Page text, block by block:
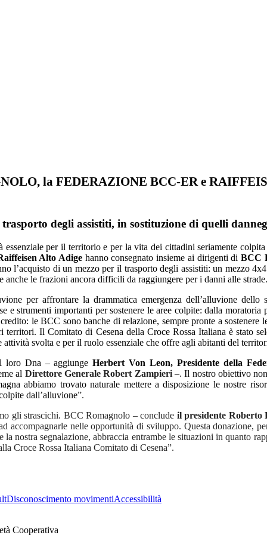
la FEDERAZIONE BCC-ER e
degli assistiti, in sostituzione di quelli
per il territorio e per la vita dei cittadini seriamente
Alto Adige hanno consegnato insieme ai dirigenti di BCC
l’acquisto di un mezzo per il trasporto degli assistiti: un mezzo
anche le frazioni ancora difficili da raggiungere per i danni alle strade.
per affrontare la drammatica emergenza dell’alluvione dello
e strumenti importanti per sostenere le aree colpite: dalla
le BCC sono banche di relazione, sempre pronte a
territori. Il Comitato di Cesena della Croce Rossa Italiana è stato
svolta e per il ruolo essenziale che offre agli abitanti del
loro Dna – aggiungeHerbert Von Leon, Presidente della
al Direttore Generale Robert Zampieri–. Il nostro obiettivo
abbiamo trovato naturale mettere a disposizione le nostre
dall’alluvione”.
gli strascichi. BCC Romagnolo – conclude il presidente Roberto
accompagnarle nelle opportunità di sviluppo. Questa donazione,
nostra segnalazione, abbraccia entrambe le situazioni in quanto
Croce Rossa Italiana Comitato di Cesena”.
Disconoscimento movimentiAccessibilità
Cooperativa